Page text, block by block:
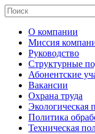
О компании
Миссия
Руководство
Структурные
Абонентские
Вакансии
Охрана труда
Экологическая
Политика
Техническая